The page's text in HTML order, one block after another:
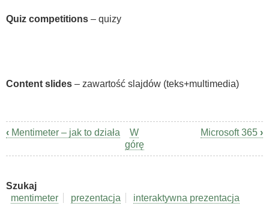
Quiz competitions – quizy
Content slides – zawartość slajdów (teks+multimedia)
Odnośniki
nawigacji
Narzędzia
‹ Mentimeter – jak to działa
W
górę
Microsoft 365 ›
Szukaj
mentimeter
prezentacja interaktywna prezentacja